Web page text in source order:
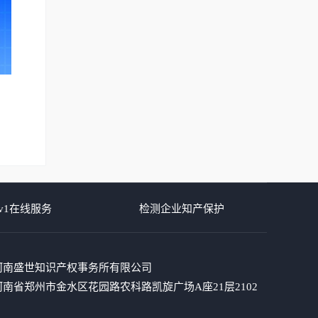
在线服务 检测企业知产保护
盛世知识产权事务所有限公司
南省郑州市金水区花园路农科路凯旋广场A座21层2102